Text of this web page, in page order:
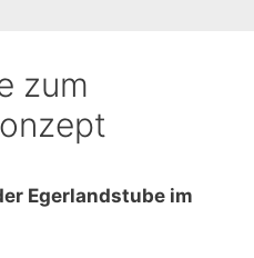
zum
Egerlandstube im